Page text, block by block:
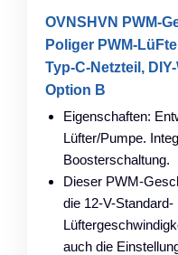
OVNSHVN PWM-
Poliger PWM-
Typ-C-Netzteil,
Option B
Eigenschaften:
Lüfter/Pumpe.
Boosterschaltung.
Dieser PWM-
die 12-V-Standard-
auch die